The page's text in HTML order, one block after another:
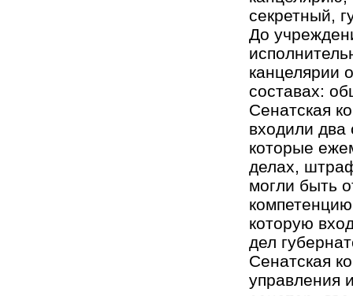
секретный,
До
канцелярии
составах:
Сенатская
входили
которые
делах,
могли быть
которую
дел
Сенатская
управления